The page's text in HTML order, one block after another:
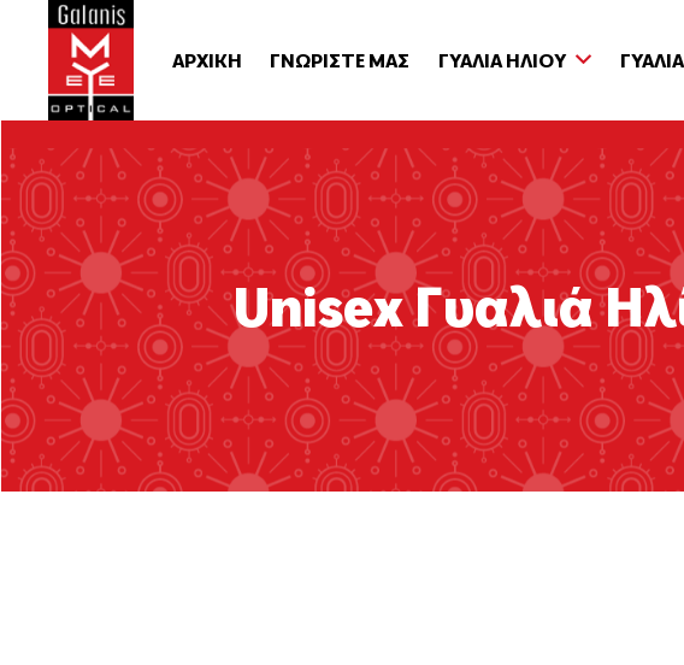
ΑΡΧΙΚΗ ΓΝΩΡΙΣΤΕ ΜΑΣ ΓΥΑΛΙΑ ΗΛΙΟΥ
Unisex Γυαλιά